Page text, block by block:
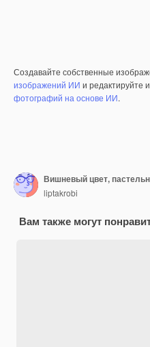
Создавайте собственные
изображений ИИ и редактируйте
фотографий на основе ИИ.
liptakrobi
Вам также могут